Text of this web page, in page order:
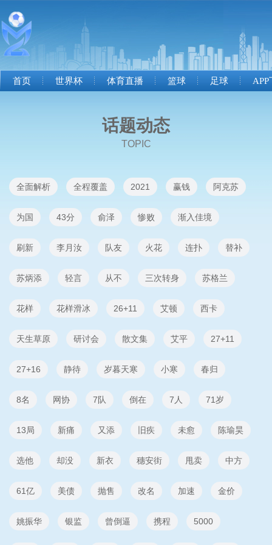
首页 世界杯 体育直播 篮球 足球 APP
话题动态
TOPIC
全面解析 全程覆盖 2021 赢钱 阿克苏
为国 43分 俞泽 惨败 渐入佳境
刷新 李月汝 队友 火花 连扑 替补
苏炳添 轻言 从不 三次转身 苏格兰
花样 花样滑冰 26+11 艾顿 西卡
天生草原 研讨会 散文集 艾平 27+11
27+16 静待 岁暮天寒 小寒 春归
8名 网协 7队 倒在 7人 71岁
13局 新痛 又添 旧疾 未愈 陈瑜昊
选他 却没 新衣 穗安街 甩卖 中方
61亿 美债 抛售 改名 加速 金价
姚振华 银监 曾倒逼 携程 5000